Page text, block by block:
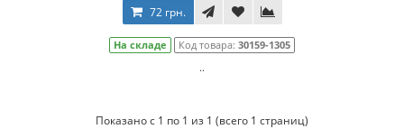
72 грн.
На складе Код товара: 30159-1305
..
Показано с 1 по 1 из 1 (всего 1 страниц)